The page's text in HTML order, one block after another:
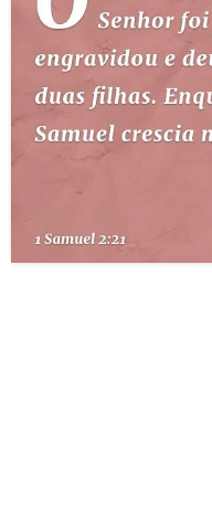
ESBOÇOS DE PREGAÇÃO
TEMAS
PERGUNTE À BÍBLIA
QUEM SOMOS